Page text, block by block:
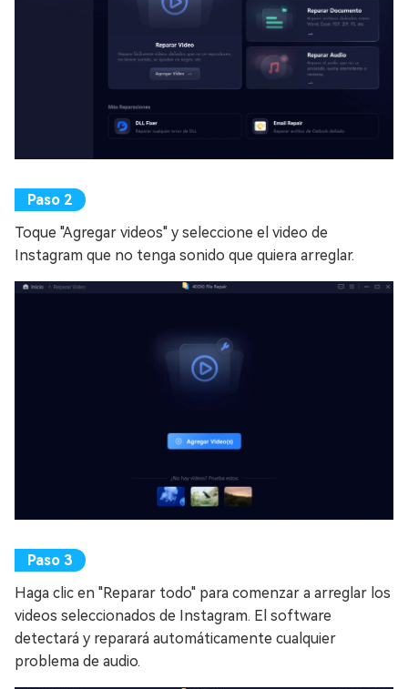
Toque "Agregar videos" y seleccione el video de
Instagram que no tenga sonido que quiera arreglar.
Haga clic en "Reparar todo" para comenzar a arreglar los
videos seleccionados de Instagram. El software
detectará y reparará automáticamente cualquier
problema de audio.